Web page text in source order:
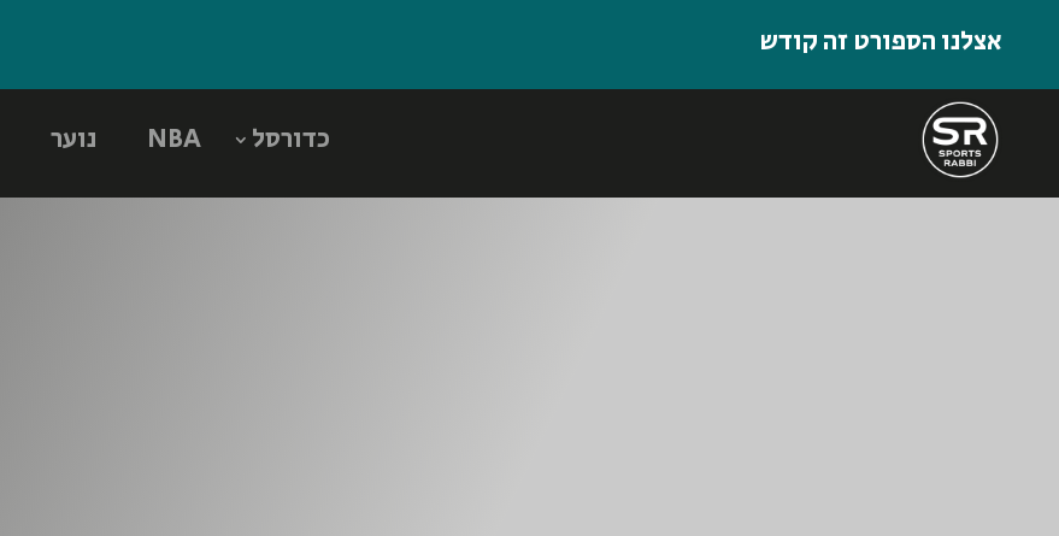
אצלנו הספורט זה קודש
כדורסל NBA נוער